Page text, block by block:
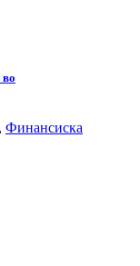
, Финансиска